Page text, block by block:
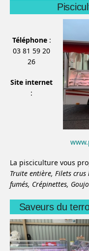
Téléphone:
03 81 59 20
26
Site internet
:
La pisciculture vous
Truite entière, Filets crus
fumés, Crépinettes,
Saveurs du